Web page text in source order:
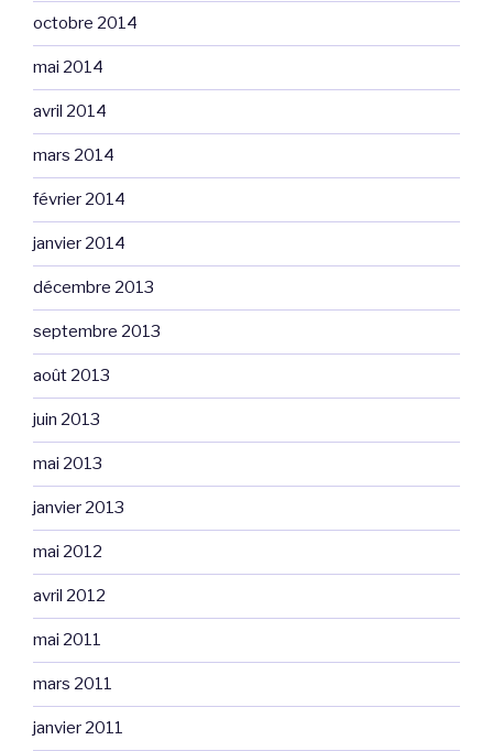
octobre 2014
mai 2014
avril 2014
mars 2014
février 2014
janvier 2014
décembre 2013
septembre 2013
août 2013
juin 2013
mai 2013
janvier 2013
mai 2012
avril 2012
mai 2011
mars 2011
janvier 2011